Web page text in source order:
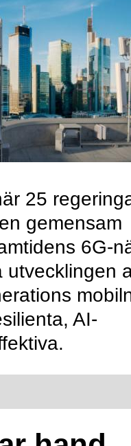
25
gemensam
6G-
utvecklingen
AI-